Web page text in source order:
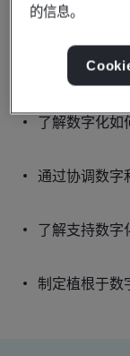
关于可持续
了解数字化如
通过协调数字
了解支持数字
制定植根于数
的信息。